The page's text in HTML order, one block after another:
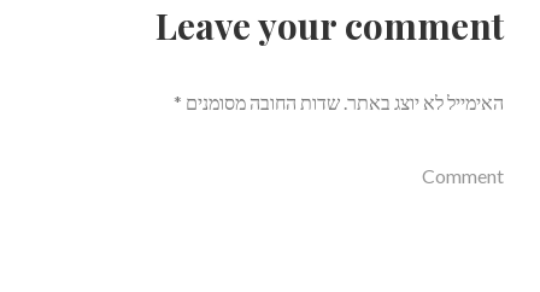
Leave your comment
האימייל לא יוצג באתר. שדות החובה מסומנים *